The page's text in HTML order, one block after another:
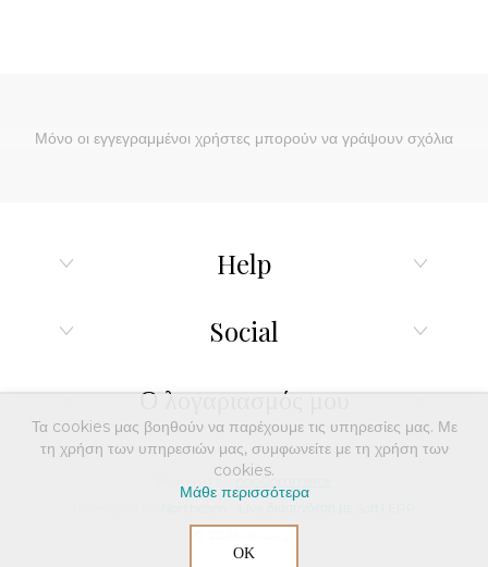
Μόνο οι εγγεγραμμένοι χρήστες μπορούν να γράψουν σχόλια
Help
Social
Ο λογαριασμός μου
Powered bynopCommerce
Τα cookies μας βοηθούν να παρέχουμε τις υπηρεσίες μας. Με
τη χρήση των υπηρεσιών μας, συμφωνείτε με τη χρήση των
cookies.
Μάθε περισσότερα
ΟΚ